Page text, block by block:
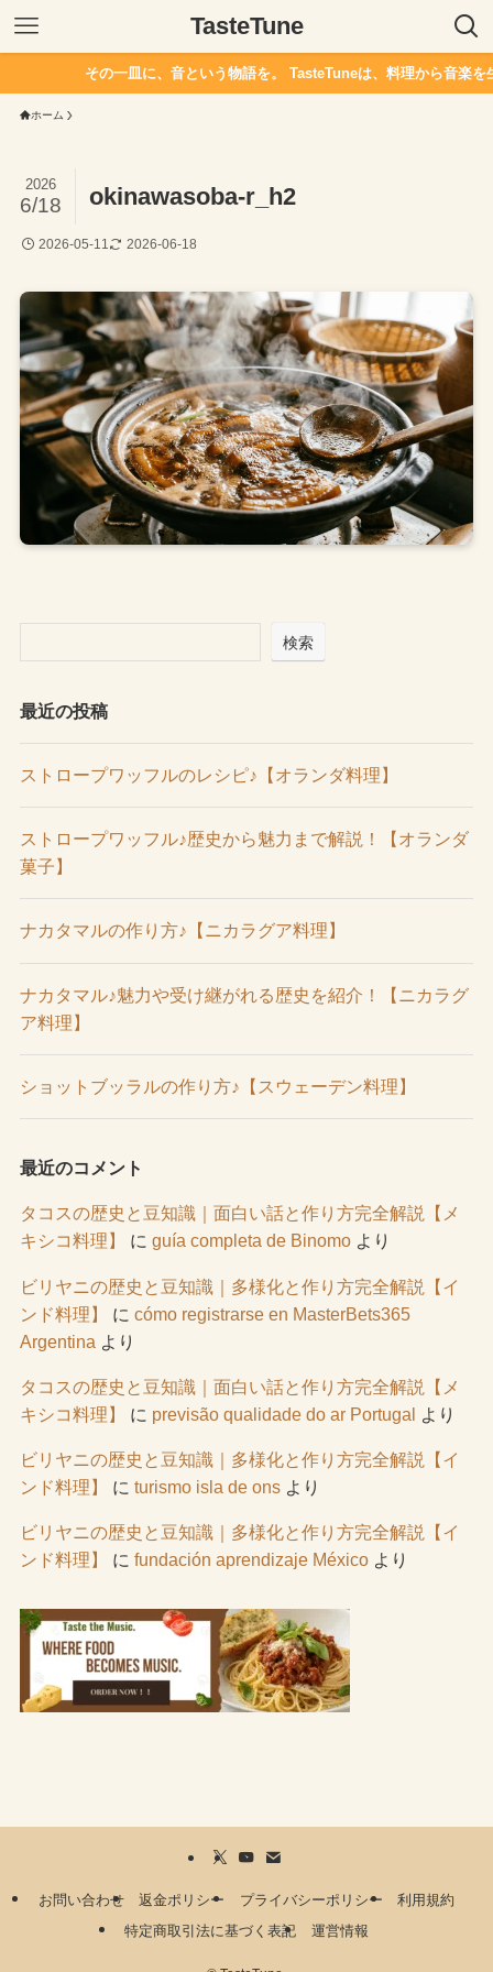
TasteTune
その一皿に、音という物語を。 TasteTuneは、料理から音楽を生
ホーム
okinawasoba-r_h2
2026
6/18
2026-05-11 2026-06-18
検索
最近の投稿
ストロープワッフルのレシピ♪【オランダ料理】
ストロープワッフル♪歴史から魅力まで解説！【オランダ
菓子】
ナカタマルの作り方♪【ニカラグア料理】
ナカタマル♪魅力や受け継がれる歴史を紹介！【ニカラグ
ア料理】
ショットブッラルの作り方♪【スウェーデン料理】
最近のコメント
タコスの歴史と豆知識｜面白い話と作り方完全解説【メ
キシコ料理】
に guía completa de Binomoより
ビリヤニの歴史と豆知識｜多様化と作り方完全解説【イ
ンド料理】
に cómo registrarse en MasterBets365
Argentina より
タコスの歴史と豆知識｜面白い話と作り方完全解説【メ
キシコ料理】
に previsão qualidade do ar Portugal より
ビリヤニの歴史と豆知識｜多様化と作り方完全解説【イ
ンド料理】
に turismo isla de onsより
ビリヤニの歴史と豆知識｜多様化と作り方完全解説【イ
ンド料理】
に fundación aprendizaje Méxicoより
お問い合わせ 返金ポリシー プライバシーポリシー
利用規約
特定商取引法に基づく表記
運営情報